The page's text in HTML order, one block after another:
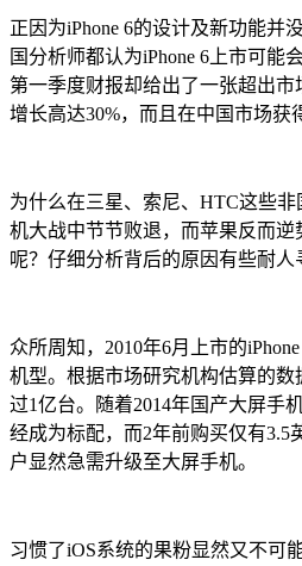
正因为iPhone 6的设计及新功能并
国分析师都认为iPhone 6上市可能
第一季度财报却给出了一张超出
增长高达30%，而且在中国市场获
为什么在三星、索尼、HTC这些
机大战中节节败退，而苹果反而
呢？仔细分析背后的原因有些耐人
众所周知，2010年6月上市的
机型。根据市场研究机构估算的数
过1亿台。随着2014年国产大屏手
经成为标配，而2年前购买仅有3.5
户显然急需升级至大屏手机。
习惯了iOS系统的果粉显然又不可